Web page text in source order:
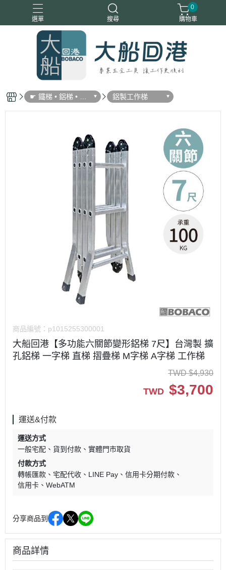
選單 搜尋
0
購物車
☛ 鐵梯 • 鋁梯 • 家
用梯
鋁製工作梯
商品編號： p1015255300001
大船回港【多功能六關節變形鋁梯 7尺】台灣製 擴
孔鋁梯 一字梯 直梯 摺疊梯 M字梯 A字梯 工作梯
TWD $4,930
TWD $3,700
運送&付款
運送方式
一般宅配
貨到付款
實體門市取貨
付款方式
轉帳匯款
宅配代收 LINE Pay
信用卡分期付款
信用卡
WebATM
分享商品到
商品詳情